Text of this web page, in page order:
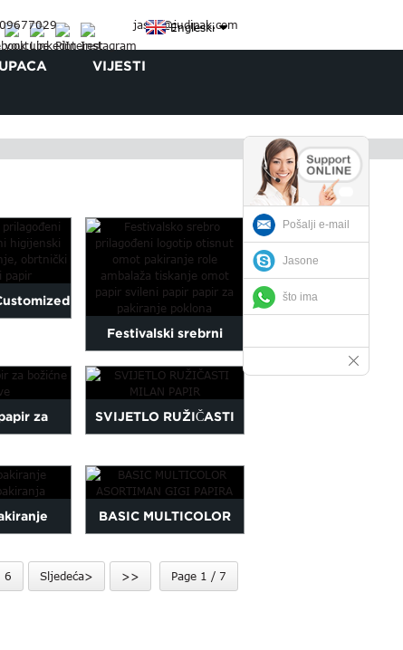
jason@judipak.com
Engleski
VIJESTI
Festivalski srebrni
logotip s otisnutim
omotom...
za SVIJETLO RUŽIČASTI
BASIC MULTICOLOR
PAPIRA
6 Sljedeća> >> Page 1 / 7
Pošalji e-mail
Jasone
što ima